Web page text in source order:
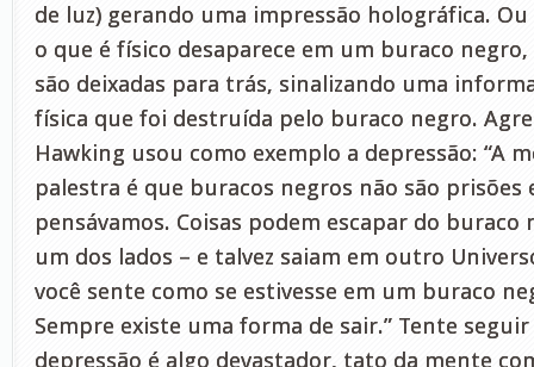
de luz) gerando uma impressão holográfica.
o que é físico desaparece em um buraco negro,
são deixadas para trás, sinalizando uma
física que foi destruída pelo buraco negro.
Hawking usou como exemplo a depressão: “A
palestra é que buracos negros não são prisões
pensávamos. Coisas podem escapar do
um dos lados – e talvez saiam em outro
você sente como se estivesse em um buraco
Sempre existe uma forma de sair.” Tente
depressão é algo devastador, tato da mente